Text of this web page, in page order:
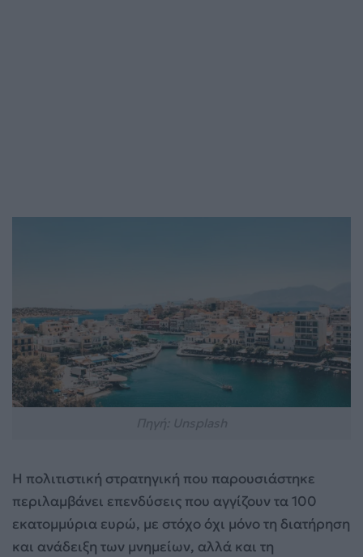
Η πολιτιστική στρατηγική που παρουσιάστηκε
περιλαμβάνει επενδύσεις που αγγίζουν τα 100
εκατομμύρια ευρώ, με στόχο όχι μόνο τη διατήρηση
και ανάδειξη των μνημείων, αλλά και τη